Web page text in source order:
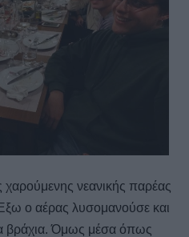
νεανικής παρέας
ο αέρας λυσομανούσε και
βράχια. Όμως μέσα όπως